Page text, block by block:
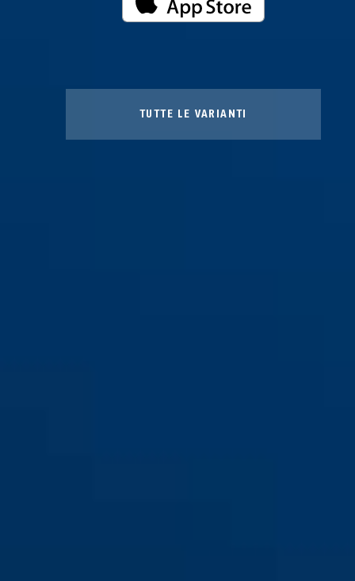
TUTTE LE VARIANTI